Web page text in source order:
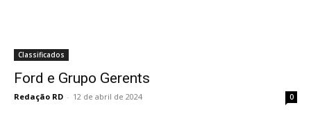
Classificados
Ford e Grupo Gerents
Redação RD - 12 de abril de 2024 0